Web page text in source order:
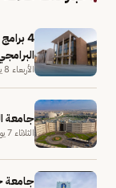
4
الأربعاء 8 يوليو 2026
جامعة
الثلاثاء 7 يوليو 2026
جامعة